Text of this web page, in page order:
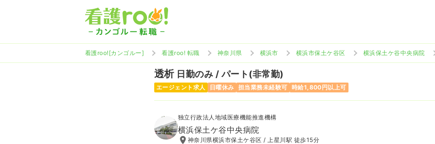
看護roo![カンゴルー] 看護roo! 転職 神奈川県 横浜市 横浜市保土ケ谷区 横浜保土ケ谷中央病院
透析日勤のみ / パート(非常勤)
エージェント求人 日曜休み 担当業務未経験可 時給1,800円以上可
独立行政法人地域医療機能推進機構
横浜保土ケ谷中央病院
神奈川県横浜市保土ケ谷区 / 上星川駅 徒歩15分